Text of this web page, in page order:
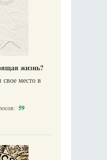
жизнь?
место в
59